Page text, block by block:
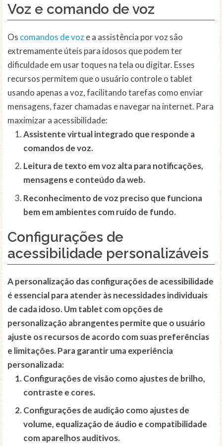
Voz e comando de voz
Os comandos de voze a assistência por voz são
extremamente úteis para idosos que podem ter
dificuldade em usar toques na tela ou digitar. Esses
recursos permitem que o usuário controle o tablet
usando apenas a voz, facilitando tarefas como enviar
mensagens, fazer chamadas e navegar na internet. Para
maximizar a acessibilidade:
Assistente virtual integrado que responde a
comandos de voz.
Leitura de texto em voz alta para notificações,
mensagens e conteúdo da web.
Reconhecimento de voz preciso que funciona
bem em ambientes com ruído de fundo.
Configurações de
acessibilidade personalizáveis
A personalização das configurações de acessibilidade
é essencial para atender às necessidades individuais
de cada idoso. Um tablet com opções de
personalização abrangentes permite que o usuário
ajuste os recursos de acordo com suas preferências
e limitações. Para garantir uma experiência
personalizada:
Configurações de visão como ajustes de brilho,
contraste e cores.
Configurações de audição como ajustes de
volume, equalização de áudio e compatibilidade
com aparelhos auditivos.